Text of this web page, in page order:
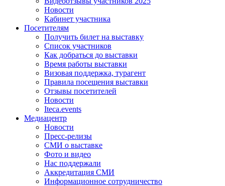
Новости
Кабинет участника
Посетителям
Получить билет на выставку
Список участников
Как добраться до выставки
Время работы выставки
Визовая поддержка, турагент
Правила посещения выставки
Отзывы посетителей
Новости
Iteca.events
Медиацентр
Новости
Пресс-релизы
СМИ о выставке
Фото и видео
Нас поддержали
Аккредитация СМИ
Информационное сотрудничество